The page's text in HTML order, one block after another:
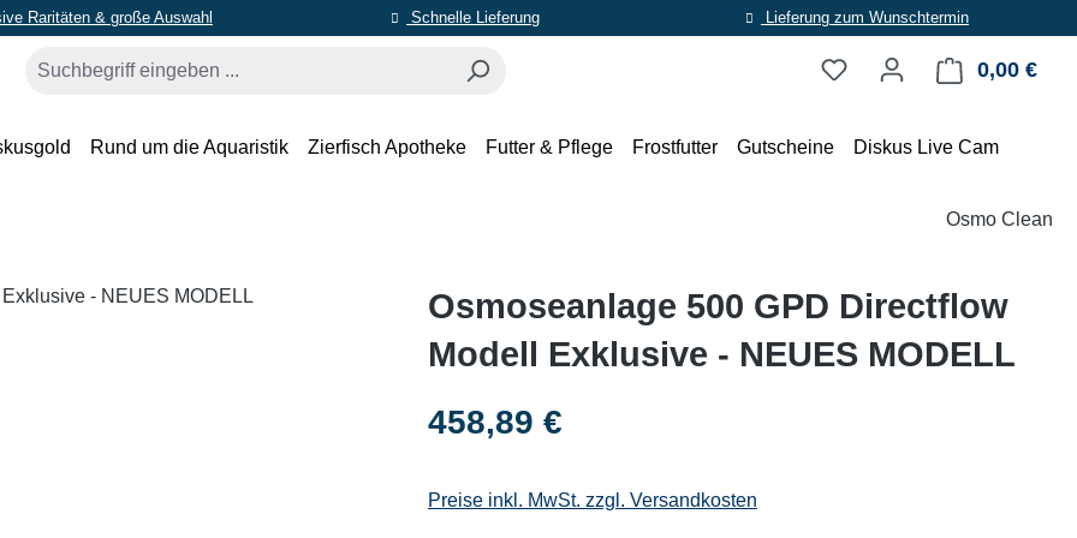
Raritäten & große Auswahl Schnelle Lieferung Lieferung zum Wunschtermin
0,00 €
Rund um die Aquaristik Zierfisch Apotheke Futter & Pflege Frostfutter Gutscheine Diskus Live Cam
Osmo Clean
Osmoseanlage 500 GPD Directflow
Modell Exklusive - NEUES MODELL
Regulärer Preis:
458,89 €
Preise inkl. MwSt. zzgl. Versandkosten